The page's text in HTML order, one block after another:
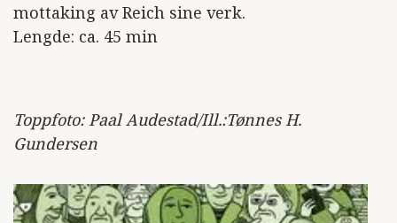
mottaking av Reich sine verk.
Lengde: ca. 45 min
Toppfoto: Paal Audestad/Ill.:Tønnes H.
Gundersen